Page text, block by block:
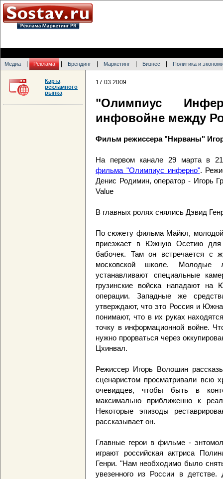
Медиа Реклама Брендинг Маркетинг Бизнес Политика и
17.03.2009
"Олимпиус
инфовойне между
Фильм режиссера "Нирваны"
На первом канале 29 марта в
фильма "Олимпиус инферно".
Денис Родимин, оператор - Игорь
Value
В главных ролях снялись Дэвид
По сюжету фильма Майкл,
приезжает в Южную Осетию
бабочек. Там он встречается с
московской школе. Молодые
устанавливают специальные
грузинские войска нападают
операции. Западные же
утверждают, что это Россия и
понимают, что в их руках
точку в информационной войне.
нужно прорваться через
Цхинвал.
Режиссер Игорь Волошин
сценаристом просматривали всю
очевидцев, чтобы быть в
максимально приближенно к
Некоторые эпизоды
рассказывает он.
Главные герои в фильме -
играют российская актриса
Генри. "Нам необходимо было
увезенного из России в
Карта
рекламного
рынка